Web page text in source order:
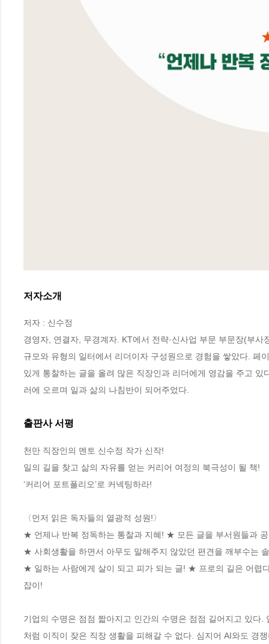
저자소개
저자 : 신수정
경영자, 연결자, 무경계자. KT에서 전략·신사업 부문 부문장(부
규모와 유형의 일터에서 리더이자 구성원으로 경험을 쌓았다. 페
있게 통찰하는 글을 올려 많은 직장인과 리더에게 영감을 주고
러에 오르며 일과 삶의 나침반이 되어주었다.
출판사 서평
천만 직장인의 멘토 신수정 작가 신작!
일의 길을 찾고 삶의 자유를 얻는 커리어 여정의 북극성이 될 책!
‘커리어 포트폴리오’로 커넥팅하라!
〈먼저 읽은 독자들의 열광적 성원!〉
★ 언제나 반복 정독하는 통찰과 지혜! ★ 모든 글을 부서원들과
★ 사회생활을 하면서 아무도 말해주지 않았던 편견을 깨부수는
★ 일하는 사람에게 살이 되고 피가 되는 글! ★ 프로의 길은 어렵
잡이!
기업의 수명은 점점 짧아지고 인간의 수명은 점점 길어지고 있다
처럼 이직이 잦은 직장 생활을 피해갈 수 없다. 심지어 AI와도 경